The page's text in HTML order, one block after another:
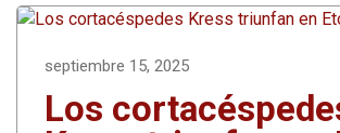
septiembre 15, 2025
Los